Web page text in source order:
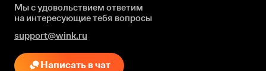
Мы с удовольствием ответим
на интересующиетебя вопросы
support@wink.ru
Написать в чат